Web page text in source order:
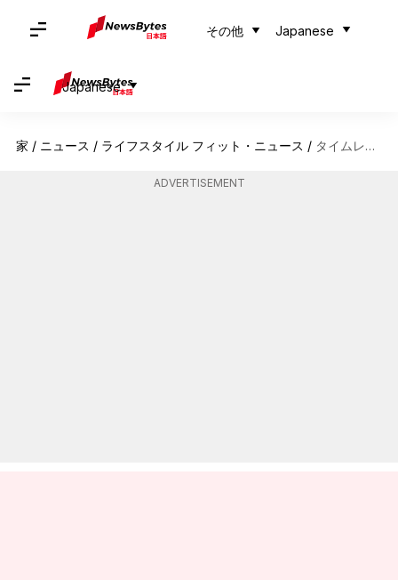
その他 Japanese
Japanese
家 / ニュース / ライフスタイル フィット・ニュース / タイムレスなボンバージャケットが日本のファッションを形作る
ADVERTISEMENT